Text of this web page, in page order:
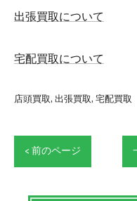
出張買取について
宅配買取について
店頭買取 出張買取 宅配買取
< 前のページ